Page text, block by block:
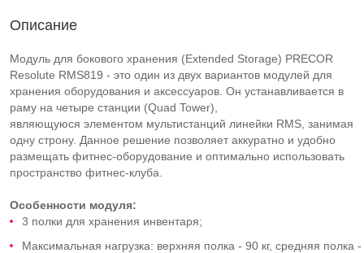
Описание
Модуль для бокового хранения (Extended Storage) PRECOR
Resolute RMS819 - это один из двух вариантов модулей для
хранения оборудования и аксессуаров. Он устанавливается в
раму на четыре станции (Quad Tower),
являющуюся элементом мультистанций линейки RMS, занимая
одну строну. Данное решение позволяет аккуратно и удобно
размещать фитнес-оборудование и оптимально использовать
пространство фитнес-клуба.
Особенности модуля:
3 полки для хранения инвентаря;
Максимальная нагрузка: верхняя полка - 90 кг, средняя полка -